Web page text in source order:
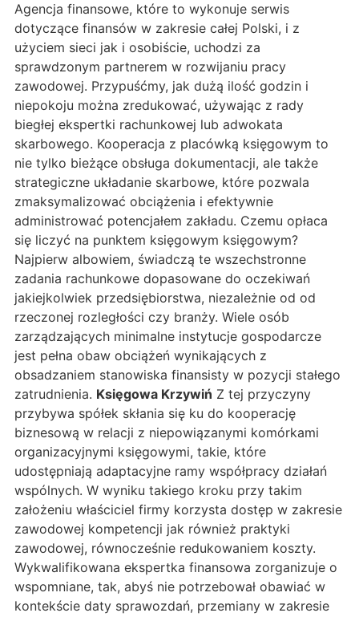
Agencja finansowe, które to wykonuje serwis
dotyczące finansów w zakresie całej Polski, i z
użyciem sieci jak i osobiście, uchodzi za
sprawdzonym partnerem w rozwijaniu pracy
zawodowej. Przypuśćmy, jak dużą ilość godzin i
niepokoju można zredukować, używając z rady
biegłej ekspertki rachunkowej lub adwokata
skarbowego. Kooperacja z placówką księgowym to
nie tylko bieżące obsługa dokumentacji, ale także
strategiczne układanie skarbowe, które pozwala
zmaksymalizować obciążenia i efektywnie
administrować potencjałem zakładu. Czemu opłaca
się liczyć na punktem księgowym księgowym?
Najpierw albowiem, świadczą te wszechstronne
zadania rachunkowe dopasowane do oczekiwań
jakiejkolwiek przedsiębiorstwa, niezależnie od od
rzeczonej rozległości czy branży. Wiele osób
zarządzających minimalne instytucje gospodarcze
jest pełna obaw obciążeń wynikających z
obsadzaniem stanowiska finansisty w pozycji stałego
zatrudnienia. Księgowa Krzywiń Z tej przyczyny
przybywa spółek skłania się ku do kooperację
biznesową w relacji z niepowiązanymi komórkami
organizacyjnymi księgowymi, takie, które
udostępniają adaptacyjne ramy współpracy działań
wspólnych. W wyniku takiego kroku przy takim
założeniu właściciel firmy korzysta dostęp w zakresie
zawodowej kompetencji jak również praktyki
zawodowej, równocześnie redukowaniem koszty.
Wykwalifikowana ekspertka finansowa zorganizuje o
wspomniane, tak, abyś nie potrzebował obawiać w
kontekście daty sprawozdań, przemiany w zakresie